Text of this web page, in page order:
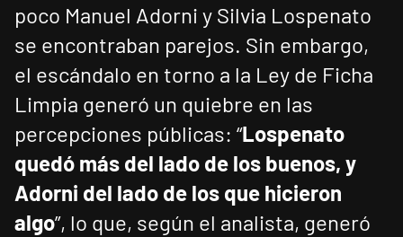
poco Manuel Adorni y Silvia Lospenato
se encontraban parejos. Sin embargo,
el escándalo en torno a la Ley de Ficha
Limpia generó un quiebre en las
percepciones públicas: “Lospenato
quedó más del lado de los buenos, y
Adorni del lado de los que hicieron
algo”, lo que, según el analista, generó